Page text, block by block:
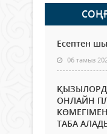
Есептен
06 тамыз
ОНЛАЙН
ТАБА